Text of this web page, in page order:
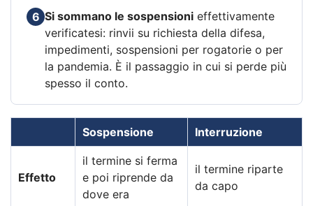
6 Si sommano le sospensioni effettivamente
verificatesi: rinvii su richiesta della difesa,
impedimenti, sospensioni per rogatorie o per
la pandemia. È il passaggio in cui si perde più
spesso il conto.
Sospensione Interruzione
Effetto
il termine si ferma
e poi riprende da
dove era
il termine riparte
da capo